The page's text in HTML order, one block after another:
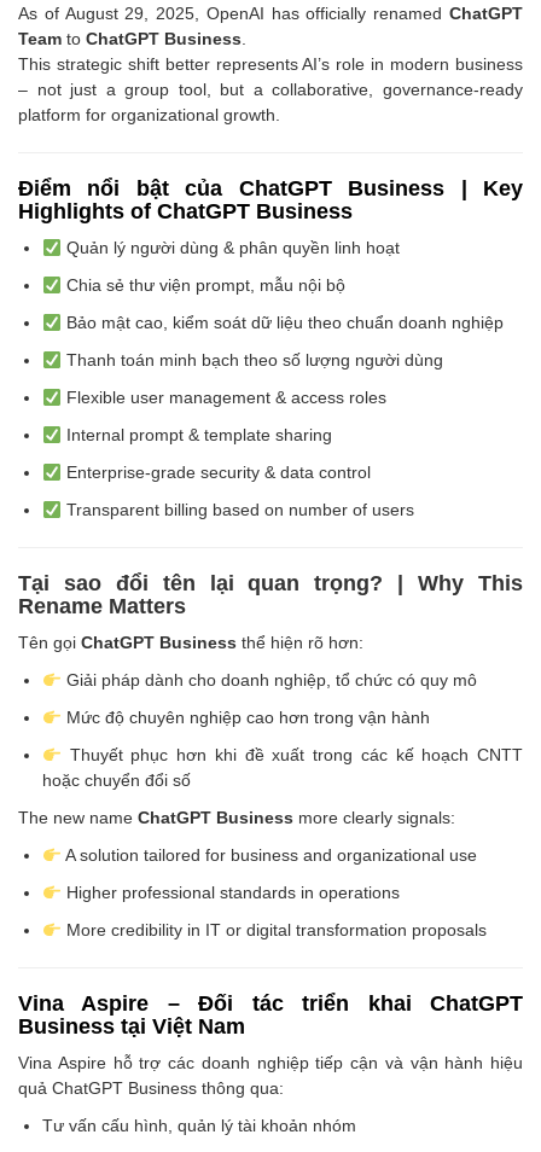
As of August 29, 2025, OpenAI has officially renamed ChatGPT
Team to ChatGPT Business
This strategic shift better represents AI’s role in modern business
– not just a group tool, but a collaborative, governance-ready
platform for organizational growth.
Điểm nổi bật của ChatGPT Business | Key
Highlights of ChatGPT Business
Quản lý người dùng & phân quyền linh hoạt
Chia sẻ thư viện prompt, mẫu nội bộ
Bảo mật cao, kiểm soát dữ liệu theo chuẩn doanh nghiệp
Thanh toán minh bạch theo số lượng người dùng
Flexible user management & access roles
Internal prompt & template sharing
Enterprise-grade security & data control
Transparent billing based on number of users
Tại sao đổi tên lại quan trọng? | Why This
Rename Matters
Tên gọi ChatGPT Business thể hiện rõ hơn:
Giải pháp dành cho doanh nghiệp, tổ chức có quy mô
Mức độ chuyên nghiệp cao hơn trong vận hành
Thuyết phục hơn khi đề xuất trong các kế hoạch CNTT
hoặc chuyển đổi số
The new name ChatGPT Business more clearly signals:
A solution tailored for business and organizational use
Higher professional standards in operations
More credibility in IT or digital transformation proposals
Vina Aspire – Đối tác triển khai ChatGPT
Business tại Việt Nam
Vina Aspire hỗ trợ các doanh nghiệp tiếp cận và vận hành hiệu
quả ChatGPT Business thông qua:
Tư vấn cấu hình, quản lý tài khoản nhóm